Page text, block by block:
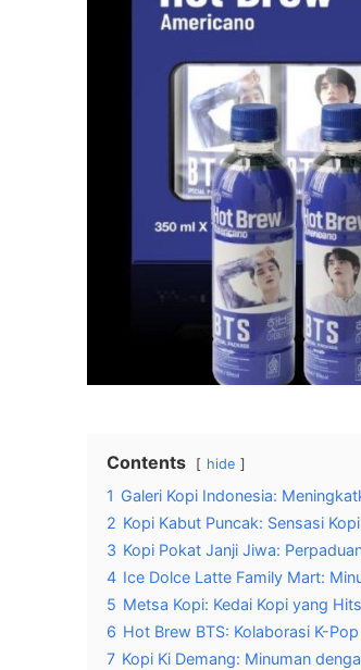
Contents hide
1 Galeri Kopi Indonesia:
2 Kopi Kabut Puncak: Sensasi
3 Kopi Pokat Janji Jiwa:
4 Ice Dolce Latte Family Mart:
5 Metsa Kopi: Kedai Kopi yang
6 Hot Brew BTS: Kolaborasi K-
7 Kopi Ki Demang: Minuman